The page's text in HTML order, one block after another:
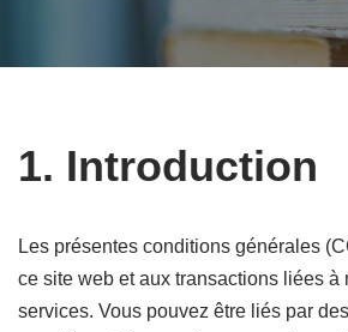
1. Introduction
Les présentes conditions générales
ce site web et aux transactions liées à
services. Vous pouvez être liés par